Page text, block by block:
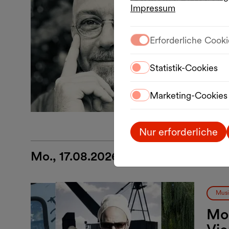
Mo., 17.08.2026
Impressum
Erforderliche
Statistik-Cookies
Marketing-Cookies
Nur erforderliche